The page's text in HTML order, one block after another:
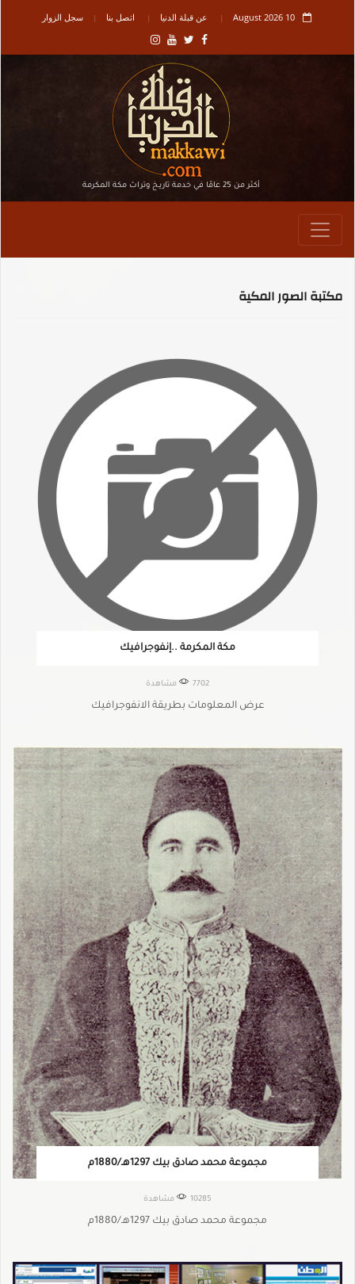
10 August 2026 عن قبلة الدنيا اتصل بنا سجل الزوار
أكثر من 25 عامًا في خدمة تاريـخ وتراث مكة المكرمة
مكتبة الصور المكية
مكة المكرمة ..إنفوجرافيك
7702 مشاهدة
عرض المعلومات بطريقة الانفوجرافيك
مجموعة محمد صادق بيك 1297هـ/1880م
10285 مشاهدة
مجموعة محمد صادق بيك 1297هـ/1880م